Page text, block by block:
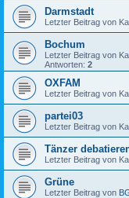
Darmstadt
Letzter Beitrag von
Bochum
Letzter Beitrag von
Antworten: 2
OXFAM
Letzter Beitrag von
partei03
Letzter Beitrag von
Tänzer
Letzter Beitrag von
Grüne
Letzter Beitrag von